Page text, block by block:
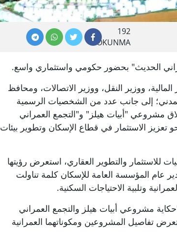
192
OKUNMA
الحديث" بحضور حكومي واستثماري واسع.
ووزير النقل، ووزير الاتصالات، ومحافظ
إلى جانب عدد من الشخصيات الرسمية
مشروعي "أبيات هيلز" و"التجمع العمراني
الاستثمار في قطاع الإسكان وتطوير بيئات
والتطوير العقاري، استعرض رؤيتها
عام المؤسسة العامة للإسكان كلمة تناولت
وتلبية الاحتياجات السكنية.
مشروعي أبيات هيلز والتجمع العمراني
تفاصيل المشروعين ومكوناتهما العمرانية